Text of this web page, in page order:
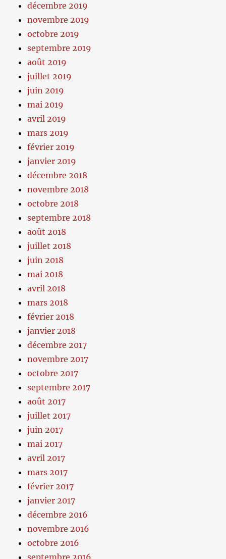
décembre 2019
novembre 2019
octobre 2019
septembre 2019
août 2019
juillet 2019
juin 2019
mai 2019
avril 2019
mars 2019
février 2019
janvier 2019
décembre 2018
novembre 2018
octobre 2018
septembre 2018
août 2018
juillet 2018
juin 2018
mai 2018
avril 2018
mars 2018
février 2018
janvier 2018
décembre 2017
novembre 2017
octobre 2017
septembre 2017
août 2017
juillet 2017
juin 2017
mai 2017
avril 2017
mars 2017
février 2017
janvier 2017
décembre 2016
novembre 2016
octobre 2016
septembre 2016